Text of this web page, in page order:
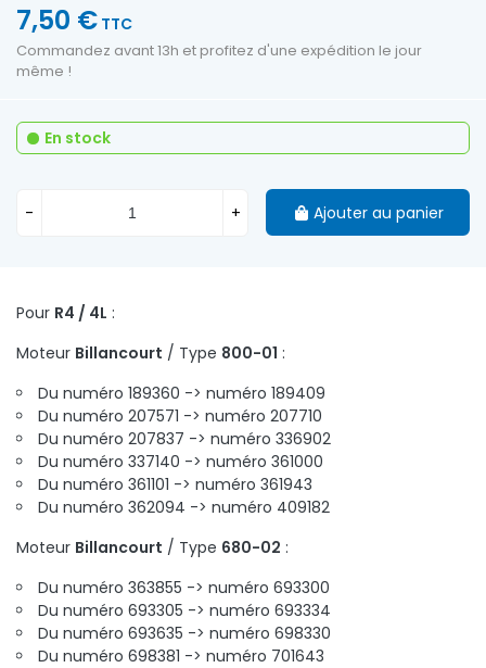
Pour R4 / 4L :
Moteur Billancourt / Type 800-01 :
Du numéro 189360 -> numéro 189409
Du numéro 207571 -> numéro 207710
Du numéro 207837 -> numéro 336902
Du numéro 337140 -> numéro 361000
Du numéro 361101 -> numéro 361943
Du numéro 362094 -> numéro 409182
Moteur Billancourt / Type 680-02 :
Du numéro 363855 -> numéro 693300
Du numéro 693305 -> numéro 693334
Du numéro 693635 -> numéro 698330
Du numéro 698381 -> numéro 701643
7,50 € TTC
Commandez avant 13h et profitez d'une expédition le jour
même !
En stock
- + Ajouter au panier